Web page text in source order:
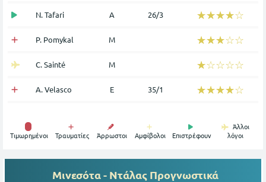
N. Tafari Α 26/3 ☆☆☆☆☆
★★★★★
P. Pomykal Μ ☆☆☆☆☆
★★★★★
C. Sainté Μ ☆☆☆☆☆
★★★★★
A. Velasco Ε 35/1 ☆☆☆☆☆
★★★★★
Tιμωρημένοι Τραυματίες Άρρωστοι Αμφίβολοι Επιστρέφουν
Άλλοι
λόγοι
Μινεσότα - Ντάλας Προγνωστικά